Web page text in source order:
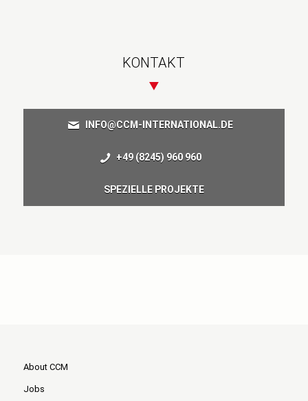
KONTAKT
INFO@CCM-INTERNATIONAL.DE
+49 (8245) 960 960
SPEZIELLE PROJEKTE
About CCM
Jobs